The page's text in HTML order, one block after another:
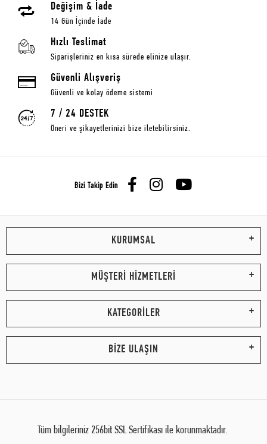
Değişim & İade
14 Gün İçinde İade
Hızlı Teslimat
Siparişleriniz en kısa sürede elinize ulaşır.
Güvenli Alışveriş
Güvenli ve kolay ödeme sistemi
7 / 24 DESTEK
Öneri ve şikayetlerinizi bize iletebilirsiniz.
Bizi Takip Edin
KURUMSAL
MÜŞTERİ HİZMETLERİ
KATEGORİLER
BİZE ULAŞIN
Tüm bilgileriniz 256bit SSL Sertifikası ile korunmaktadır.